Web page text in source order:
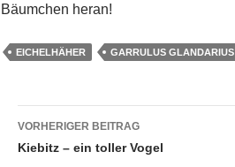
Bäumchen heran!
EICHELHÄHER GARRULUS GLANDARIUS
Beitragsnavigation
VORHERIGER BEITRAG
Kiebitz – ein toller Vogel